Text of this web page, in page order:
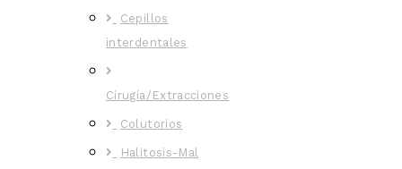
Cepillos
interdentales
Cirugía/Extracciones
Colutorios
Halitosis-Mal